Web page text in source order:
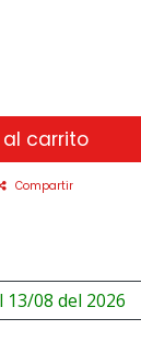
carrito
Compartir
08 del 2026